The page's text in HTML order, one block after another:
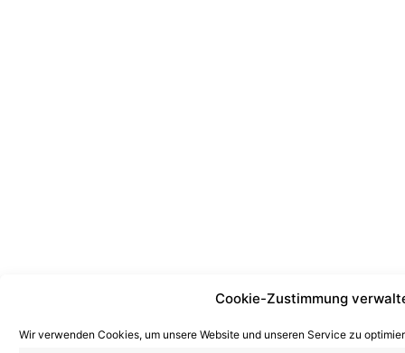
Cookie-Zustimmung
Wir verwenden Cookies, um unsere Website und unseren Service zu